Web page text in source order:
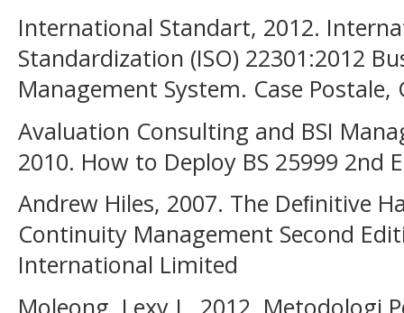
International Standart, 2012.
Standardization (ISO) 22301:2012
Management System. Case Postale,
Avaluation Consulting and BSI
2010. How to Deploy BS 25999 2nd
Andrew Hiles, 2007. The Deﬁnitive
Continuity Management Second
International Limited
Moleong, Lexy J., 2012. Metodologi